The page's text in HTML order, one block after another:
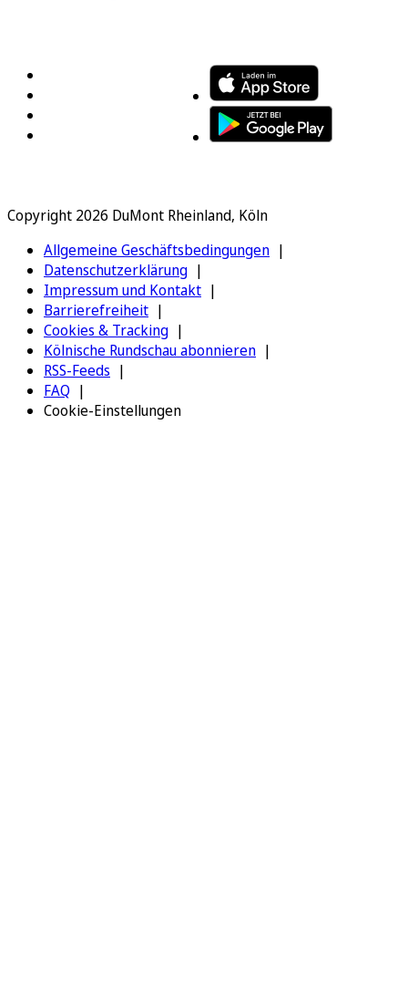
Copyright 2026 DuMont Rheinland, Köln
Allgemeine Geschäftsbedingungen
Datenschutzerklärung
Impressum und Kontakt
Barrierefreiheit
Cookies & Tracking
Kölnische Rundschau abonnieren
RSS-Feeds
FAQ
Cookie-Einstellungen